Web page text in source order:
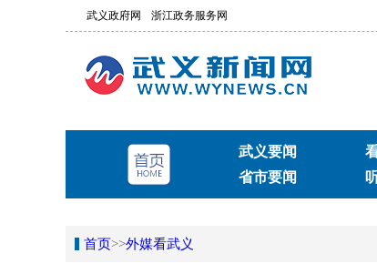
武义政府网 浙江政务服务网
武义要闻
省市要闻
首页>>外媒看武义